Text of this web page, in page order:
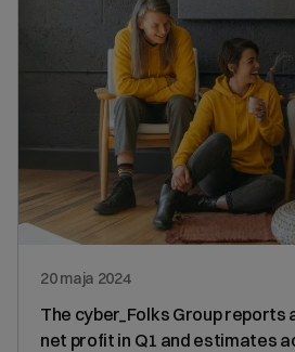
20 maja 2024
The cyber_Folks Group reports
net profit in Q1 and estimates